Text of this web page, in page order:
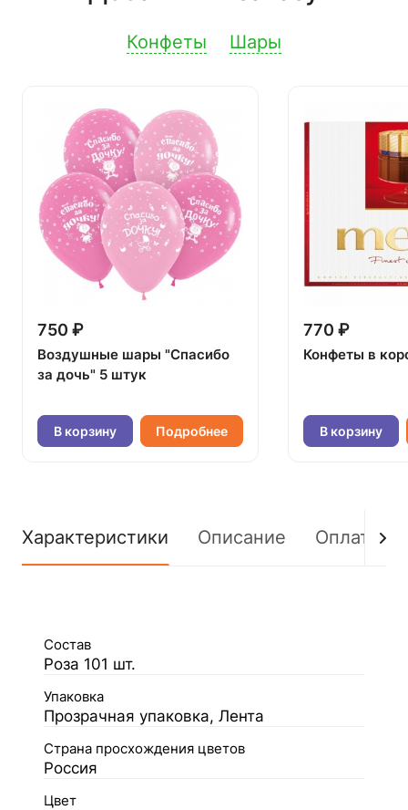
Конфеты Шары
750 ₽
Воздушные шары "Спасибо
за дочь" 5 штук
В корзину Подробнее
770 ₽
Конфеты в
В корзину
Характеристики Описание Оплата
Состав
Роза 101 шт.
Упаковка
Прозрачная упаковка, Лента
Страна просхождения цветов
Россия
Цвет